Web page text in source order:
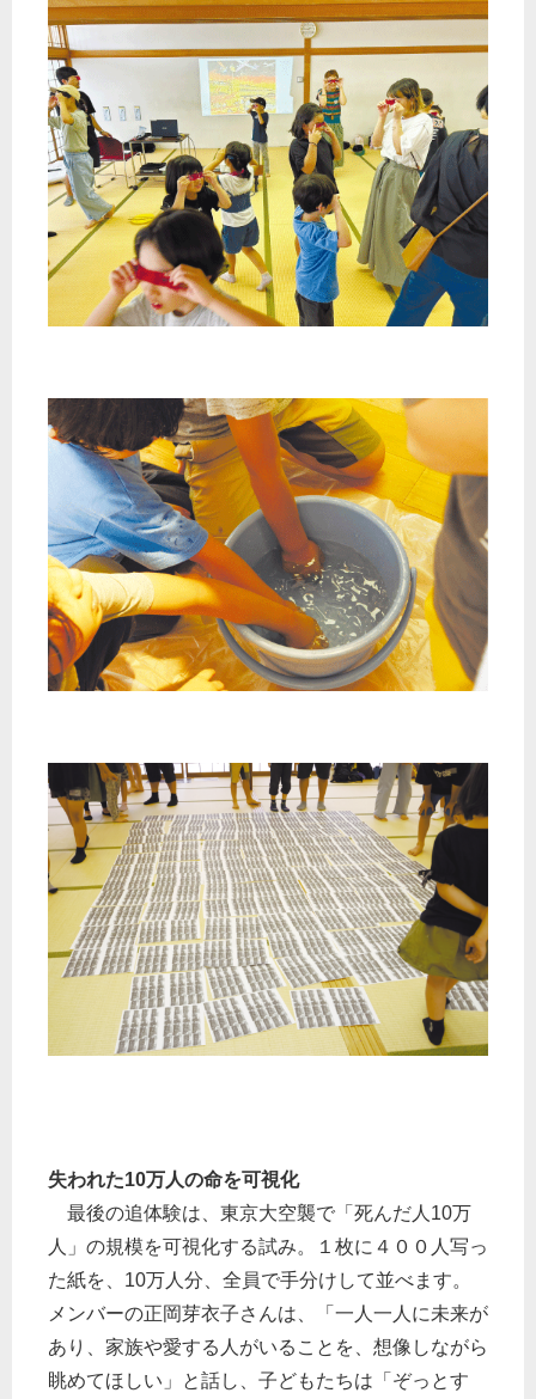
失われた10万人の命を可視化
最後の追体験は、東京大空襲で「死んだ人10万
人」の規模を可視化する試み。１枚に４００人写っ
た紙を、10万人分、全員で手分けして並べます。
メンバーの正岡芽衣子さんは、「一人一人に未来が
あり、家族や愛する人がいることを、想像しながら
眺めてほしい」と話し、子どもたちは「ぞっとす